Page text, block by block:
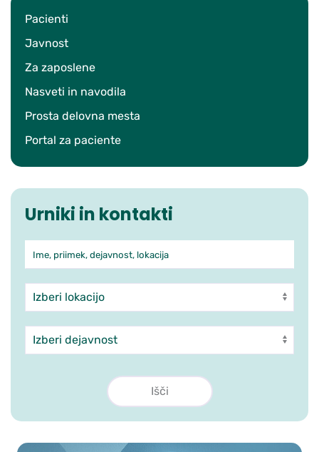
Pacienti
Javnost
Za zaposlene
Nasveti in navodila
Prosta delovna mesta
Portal za paciente
Urniki in kontakti
Iskanje po ambulantah in
Ime, priimek, dejavnost, lokacija
Enota
Dejavnost